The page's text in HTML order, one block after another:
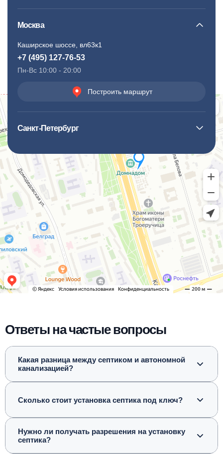
Москва
Каширское шоссе, вл63к1
+7 (495) 127-76-53
Пн-Вс 10:00 - 20:00
Построить маршрут
Санкт-Петербург
Ответы на частые вопросы
Какая разница между септиком и автономной
канализацией?
Сколько стоит установка септика под ключ?
Нужно ли получать разрешения на установку
септика?